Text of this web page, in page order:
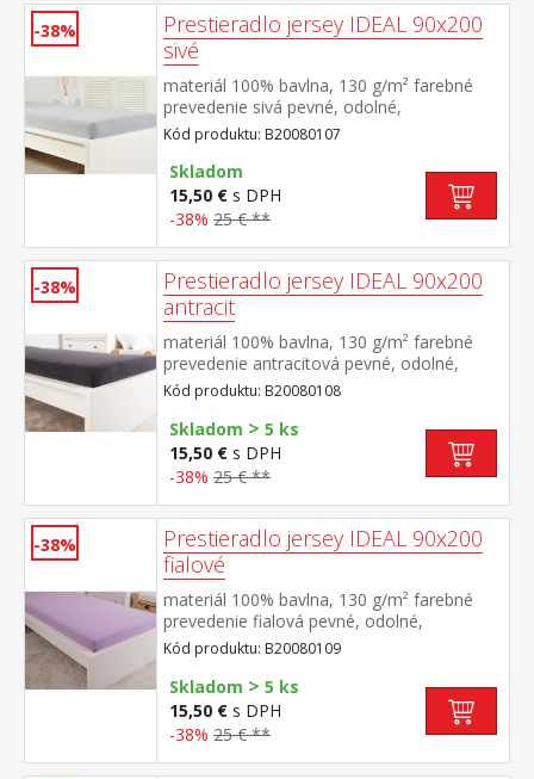
-38%
Prestieradlo jersey IDEAL 90x200
sivé
materiál 100% bavlna, 130 g/m² farebné
prevedenie sivá pevné, odolné,
stálofarebné, obšité gumou pre matrace do
výšky 25 cm prateľné do 60 °C
Kód produktu: B20080107
Skladom
15,50 € s DPH
-38% 25 € **
-38%
Prestieradlo jersey IDEAL 90x200
antracit
materiál 100% bavlna, 130 g/m² farebné
prevedenie antracitová pevné, odolné,
stálofarebné, obšité gumou pre matrace do
výšky 25 cm prateľné do 60 °C
Kód produktu: B20080108
Skladom > 5 ks
15,50 € s DPH
-38% 25 € **
-38%
Prestieradlo jersey IDEAL 90x200
fialové
materiál 100% bavlna, 130 g/m² farebné
prevedenie fialová pevné, odolné,
stálofarebné, obšité gumou pre matrace do
výšky 25 cm prateľné do 60 °C
Kód produktu: B20080109
Skladom > 5 ks
15,50 € s DPH
-38% 25 € **